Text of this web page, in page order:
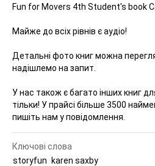
Fun for Movers 4th Student's book
Майже до всіх рівнів є аудіо!
Детальні фото книг можна
надішлемо на запит.
У нас також є багато інших книг
тільки! У прайсі більше 3500
пишіть нам у повідомлення.
Ключові слова
storyfun
karen saxby